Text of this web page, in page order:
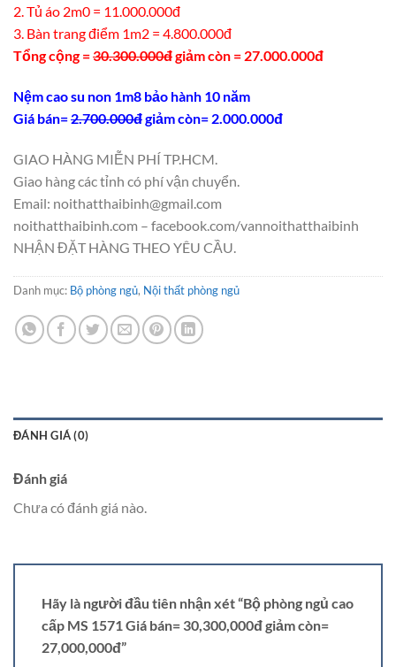
2. Tủ áo 2m0 = 11.000.000đ
3. Bàn trang điểm 1m2 = 4.800.000đ
Tổng cộng =30.300.000đgiảm còn = 27.000.000đ
Nệm cao su non 1m8 bảo hành 10 năm
Giá bán=2.700.000đgiảm còn= 2.000.000đ
GIAO HÀNG MIỄN PHÍ TP.HCM.
Giao hàng các tỉnh có phí vận chuyển.
Email: noithatthaibinh@gmail.com
noithatthaibinh.com – facebook.com/vannoithatthaibinh
NHẬN ĐẶT HÀNG THEO YÊU CẦU.
Danh mục: Bộ phòng ngủ, Nội thất phòng ngủ
ĐÁNH GIÁ (0)
Đánh giá
Chưa có đánh giá nào.
Hãy là người đầu tiên nhận xét “Bộ phòng ngủ cao
cấp MS 1571 Giá bán= 30,300,000đ giảm còn=
27,000,000đ”